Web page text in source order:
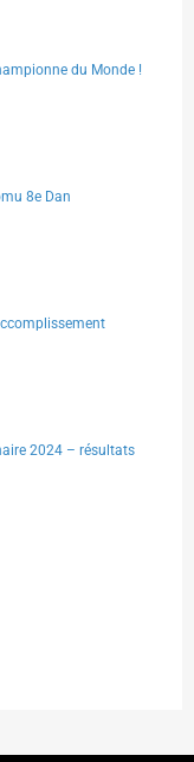
du Monde !
8e Dan
2024 – résultats